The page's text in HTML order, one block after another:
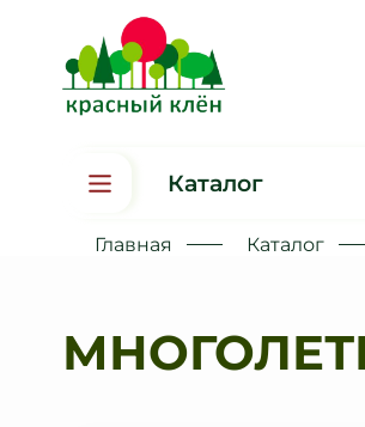
Каталог
Главная Каталог